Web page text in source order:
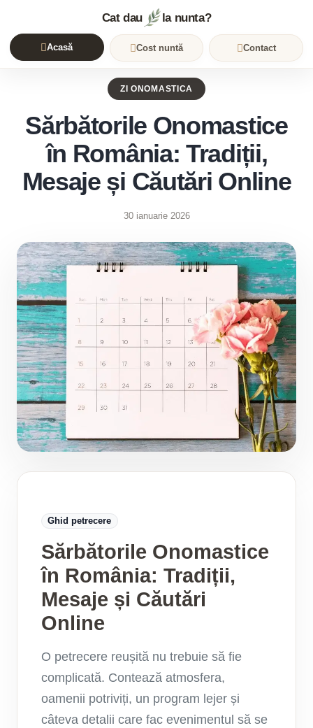
Cat dau la nunta?
Acasă Cost nuntă Contact
ZI ONOMASTICA
Sărbătorile Onomastice
în România: Tradiții,
Mesaje și Căutări Online
30 ianuarie 2026
Ghid petrecere
Sărbătorile Onomastice
în România: Tradiții,
Mesaje și Căutări
Online
O petrecere reușită nu trebuie să fie
complicată. Contează atmosfera,
oamenii potriviți, un program lejer și
câteva detalii care fac evenimentul să se